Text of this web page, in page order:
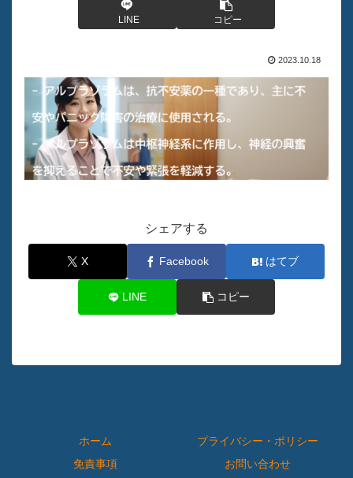
LINE コピー
2023.10.18
シェアする
X Facebook はてブ
LINE コピー
ホーム
プライバシー・ポリシー
免責事項
お問い合わせ